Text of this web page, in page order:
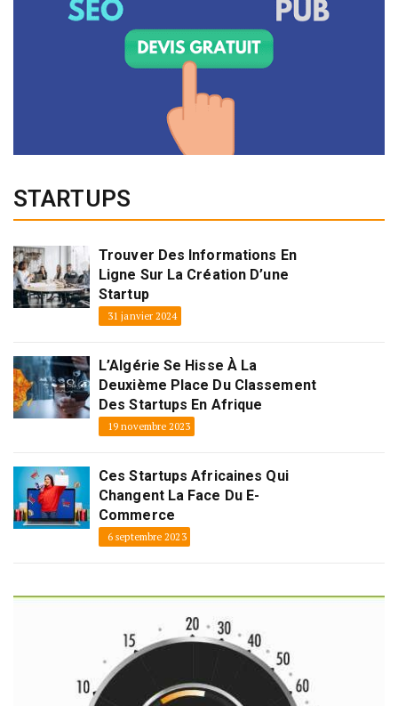
STARTUPS
Trouver Des Informations En
Ligne Sur La Création D’une
Startup
31 janvier 2024
L’Algérie Se Hisse À La
Deuxième Place Du Classement
Des Startups En Afrique
19 novembre 2023
Ces Startups Africaines Qui
Changent La Face Du E-
Commerce
6 septembre 2023